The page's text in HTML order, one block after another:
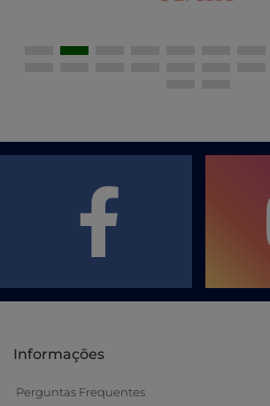
Informações
Perguntas Frequentes